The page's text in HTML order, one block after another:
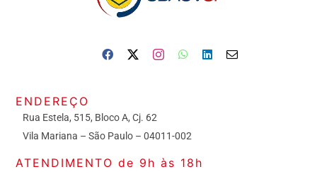
ENDEREÇO
Rua Estela, 515, Bloco A, Cj. 62
Vila Mariana – São Paulo – 04011-002
ATENDIMENTO de 9h às 18h